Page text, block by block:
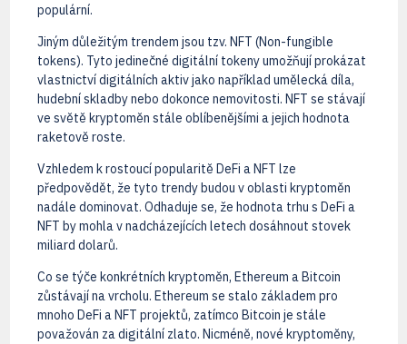
populární.
Jiným důležitým trendem jsou tzv. NFT (Non-fungible
tokens). Tyto jedinečné digitální tokeny umožňují prokázat
vlastnictví digitálních aktiv jako například umělecká díla,
hudební skladby nebo dokonce nemovitosti. NFT se stávají
ve světě kryptoměn stále oblíbenějšími a jejich hodnota
raketově roste.
Vzhledem k rostoucí popularitě DeFi a NFT lze
předpovědět, že tyto trendy budou v oblasti kryptoměn
nadále dominovat. Odhaduje se, že hodnota trhu s DeFi a
NFT by mohla v nadcházejících letech dosáhnout stovek
miliard dolarů.
Co se týče konkrétních kryptoměn, Ethereum a Bitcoin
zůstávají na vrcholu. Ethereum se stalo základem pro
mnoho DeFi a NFT projektů, zatímco Bitcoin je stále
považován za digitální zlato. Nicméně, nové kryptoměny,